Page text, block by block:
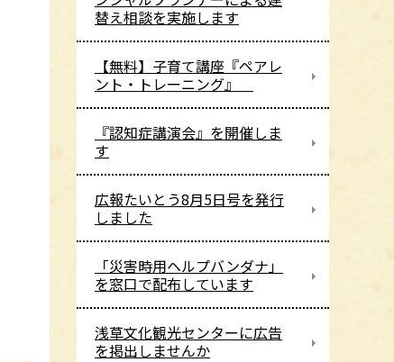
替え相談を実施します
【無料】子育て講座『ペアレ
ント・トレーニング』
『認知症講演会』を開催しま
す
広報たいとう8月5日号を発行
しました
「災害時用ヘルプバンダナ」
を窓口で配布しています
浅草文化観光センターに広告
を掲出しませんか